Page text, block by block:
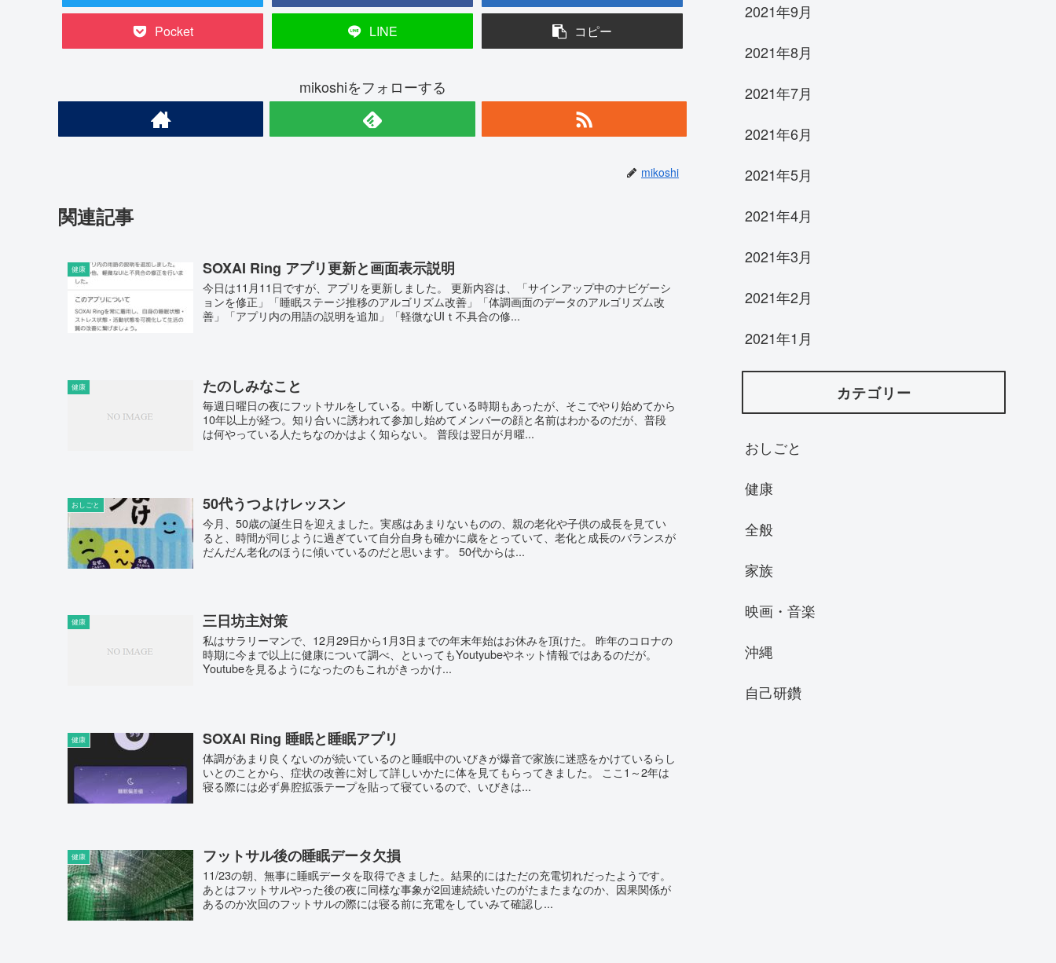
Pocket LINE コピー
mikoshiをフォローする
mikoshi
関連記事
健康 SOXAI Ring アプリ更新と画面表示説明
今日は11月11日ですが、アプリを更新しました。 更新内容は、「サインアップ中のナビゲーシ
ョンを修正」「睡眠ステージ推移のアルゴリズム改善」「体調画面のデータのアルゴリズム改
善」「アプリ内の用語の説明を追加」「軽微なUIｔ不具合の修...
健康 たのしみなこと
毎週日曜日の夜にフットサルをしている。中断している時期もあったが、そこでやり始めてから
10年以上が経つ。知り合いに誘われて参加し始めてメンバーの顔と名前はわかるのだが、普段
は何やっている人たちなのかはよく知らない。 普段は翌日が月曜...
おしごと 50代うつよけレッスン
今月、50歳の誕生日を迎えました。実感はあまりないものの、親の老化や子供の成長を見てい
ると、時間が同じように過ぎていて自分自身も確かに歳をとっていて、老化と成長のバランスが
だんだん老化のほうに傾いているのだと思います。 50代からは...
健康 三日坊主対策
私はサラリーマンで、12月29日から1月3日までの年末年始はお休みを頂けた。 昨年のコロナの
時期に今まで以上に健康について調べ、といってもYoutyubeやネット情報ではあるのだが。
Youtubeを見るようになったのもこれがきっかけ...
健康 SOXAI Ring 睡眠と睡眠アプリ
体調があまり良くないのが続いているのと睡眠中のいびきが爆音で家族に迷惑をかけているらし
いとのことから、症状の改善に対して詳しいかたに体を見てもらってきました。 ここ1～2年は
寝る際には必ず鼻腔拡張テープを貼って寝ているので、いびきは...
健康 フットサル後の睡眠データ欠損
11/23の朝、無事に睡眠データを取得できました。結果的にはただの充電切れだったようです。
あとはフットサルやった後の夜に同様な事象が2回連続続いたのがたまたまなのか、因果関係が
あるのか次回のフットサルの際には寝る前に充電をしていみて確認し...
2021年9月
2021年8月
2021年7月
2021年6月
2021年5月
2021年4月
2021年3月
2021年2月
2021年1月
カテゴリー
おしごと
健康
全般
家族
映画・音楽
沖縄
自己研鑽